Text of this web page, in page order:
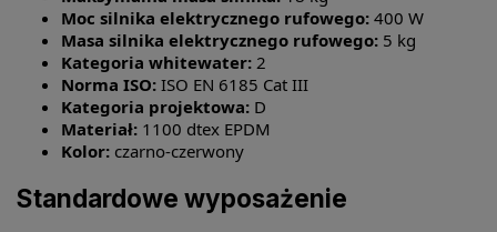
Moc silnika elektrycznego rufowego: 400 W
Masa silnika elektrycznego rufowego: 5 kg
Kategoria whitewater: 2
Norma ISO: ISO EN 6185 Cat III
Kategoria projektowa: D
Materiał: 1100 dtex EPDM
Kolor: czarno-czerwony
Standardowe wyposażenie